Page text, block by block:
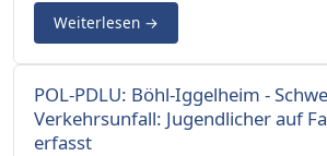
Weiterlesen →
POL-PDLU: Böhl-Iggelheim -
Verkehrsunfall: Jugendlicher auf
erfasst